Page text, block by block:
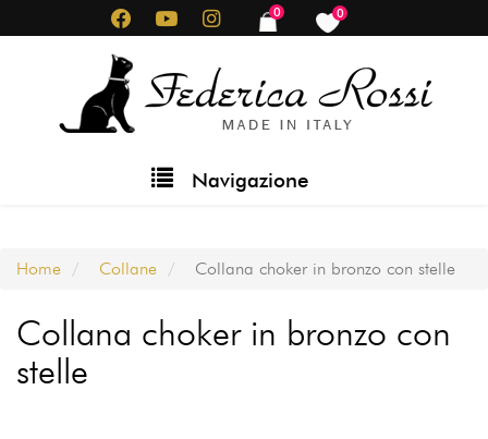
al
0
items
0
items
Navigazione
Home Collane Collana choker in bronzo con stelle
Collana choker in bronzo con
stelle